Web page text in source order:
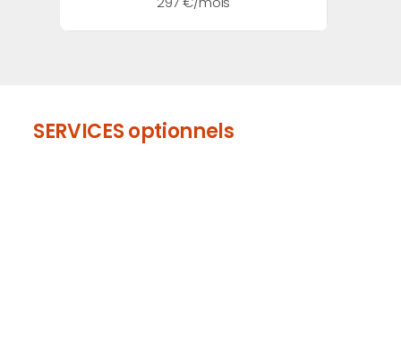
SERVICES optionnels